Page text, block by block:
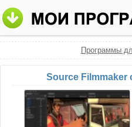
Программы
Source Filmmaker